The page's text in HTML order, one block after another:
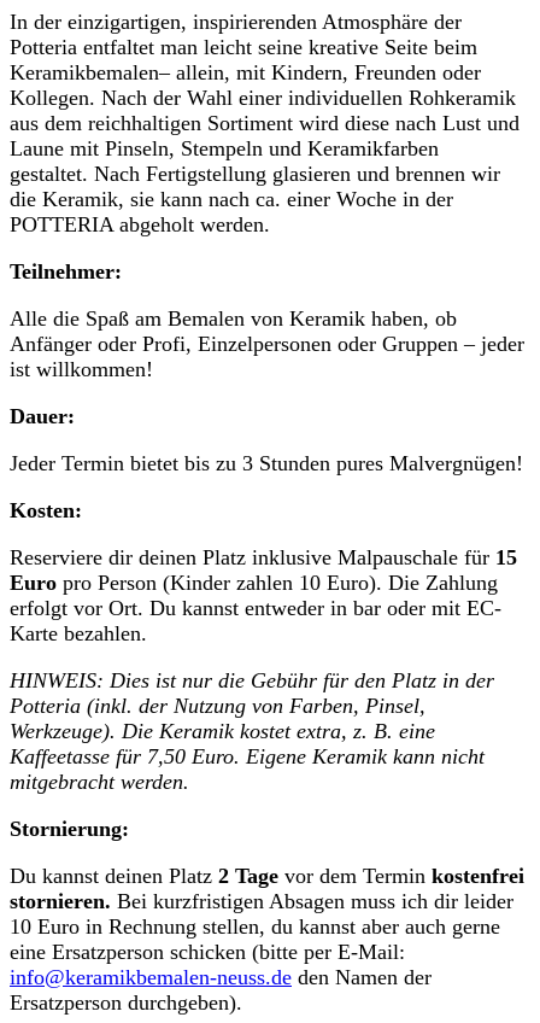
In der einzigartigen, inspirierenden Atmosphäre der
Potteria entfaltet man leicht seine kreative Seite beim
Keramikbemalen– allein, mit Kindern, Freunden oder
Kollegen. Nach der Wahl einer individuellen Rohkeramik
aus dem reichhaltigen Sortiment wird diese nach Lust und
Laune mit Pinseln, Stempeln und Keramikfarben
gestaltet. Nach Fertigstellung glasieren und brennen wir
die Keramik, sie kann nach ca. einer Woche in der
POTTERIA abgeholt werden.
Teilnehmer:
Alle die Spaß am Bemalen von Keramik haben, ob
Anfänger oder Profi, Einzelpersonen oder Gruppen – jeder
ist willkommen!
Dauer:
Jeder Termin bietet bis zu 3 Stunden pures Malvergnügen!
Kosten:
Reserviere dir deinen Platz inklusive Malpauschale für 15
Euro pro Person (Kinder zahlen 10 Euro). Die Zahlung
erfolgt vor Ort. Du kannst entweder in bar oder mit EC-
Karte bezahlen.
HINWEIS: Dies ist nur die Gebühr für den Platz in der
Potteria (inkl. der Nutzung von Farben, Pinsel,
Werkzeuge). Die Keramik kostet extra, z. B. eine
Kaffeetasse für 7,50 Euro. Eigene Keramik kann nicht
mitgebracht werden.
Stornierung:
Du kannst deinen Platz 2 Tage vor dem Termin kostenfrei
stornieren. Bei kurzfristigen Absagen muss ich dir leider
10 Euro in Rechnung stellen, du kannst aber auch gerne
eine Ersatzperson schicken (bitte per E-Mail:
info@keramikbemalen-neuss.de den Namen der
Ersatzperson durchgeben).